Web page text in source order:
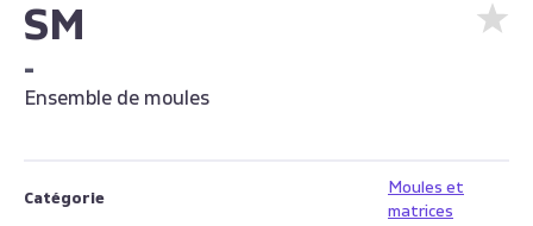
SM
-
Ensemble de moules
Catégorie
Moules et
matrices